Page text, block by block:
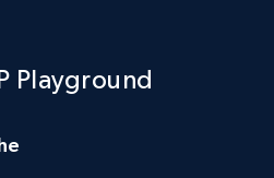
Playground